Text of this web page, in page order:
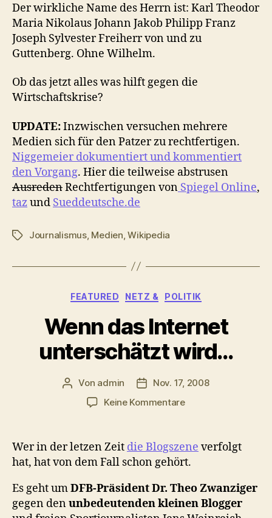
Der wirkliche Name des Herrn ist: Karl Theodor
Maria Nikolaus Johann Jakob Philipp Franz
Joseph Sylvester Freiherr von und zu
Guttenberg. Ohne Wilhelm.
Ob das jetzt alles was hilft gegen die
Wirtschaftskrise?
UPDATE:Inzwischen versuchen mehrere
Medien sich für den Patzer zu rechtfertigen.
Niggemeier dokumentiert und kommentiert
den Vorgang. Hier die teilweise abstrusen
AusredenRechtfertigungen von Spiegel Online,
tazund Sueddeutsche.de
Schlagwörter
Journalismus, Medien ,Wikipedia
Kategorien
FEATURED NETZ & POLITIK
Wenn das Internet
unterschätzt wird…
Beitragsautor
Von admin Veröffentlichungsdatum
Nov. 17, 2008
Keine Kommentarezu
Internet
unterschätzt
wird…
Wer in der letzen Zeit die Blogszene verfolgt
hat, hat von dem Fall schon gehört.
Es geht umDFB-Präsident Dr. Theo Zwanziger
gegen denunbedeutenden kleinen Blogger